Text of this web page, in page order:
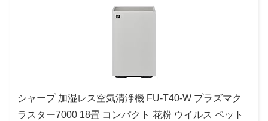
シャープ 加湿レス空気清浄機 FU-T40-W プラズマク
ラスター7000 18畳 コンパクト 花粉 ウイルス ペット